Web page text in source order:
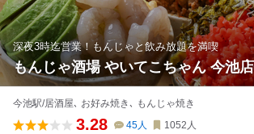
深夜3時迄営業！もんじゃと飲み放題を満喫
もんじゃ酒場 やいてこちゃん 今池店
今池駅/居酒屋､ お好み焼き､ もんじゃ焼き
3.28 45人 1052 人